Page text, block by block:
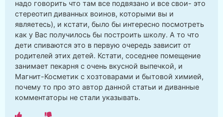
надо говорить что там все подвязано и все свои- это
стереотип диванных воинов, которыми вы и
являетесь), и кстати, было бы интересно посмотреть
как у Вас получилось бы построить школу. А то что
дети спиваются это в первую очередь зависит от
родителей этих детей. Кстати, соседнее помещение
занимает пекарня с очень вкусной выпечкой, и
Магнит-Косметик с хозтоварами и бытовой химией,
почему то про это автор данной статьи и диванные
комментаторы не стали указывать.